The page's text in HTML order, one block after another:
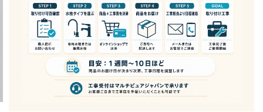
製品紹介
レンタルする